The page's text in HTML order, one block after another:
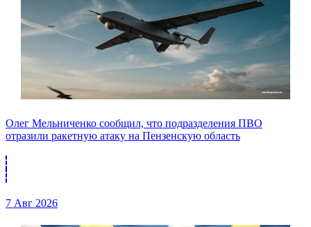
Олег Мельниченко сообщил, что подразделения ПВО
отразили ракетную атаку на Пензенскую область
7 Авг 2026